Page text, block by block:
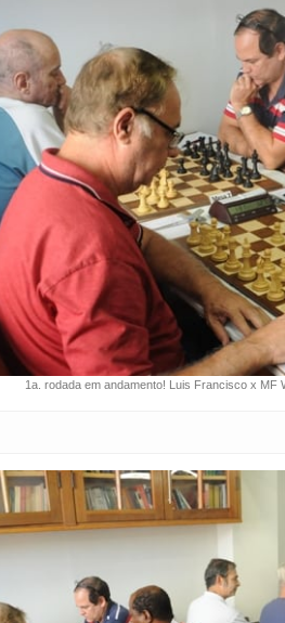
1a. rodada em andamento! Luis Francisco x MF